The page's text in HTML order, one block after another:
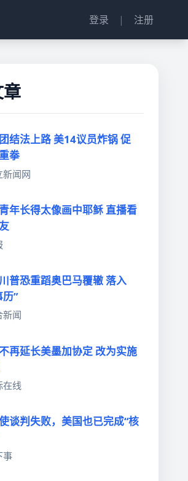
登录 | 注册
结法上路 美14议员炸锅 促
拳
新闻网
年长得太像画中耶稣 直播看
普恐重蹈奥巴马覆辙 落入
”
新闻
再延长美墨加协定 改为实施
在线
谈判失败，美国也已完成“核
事